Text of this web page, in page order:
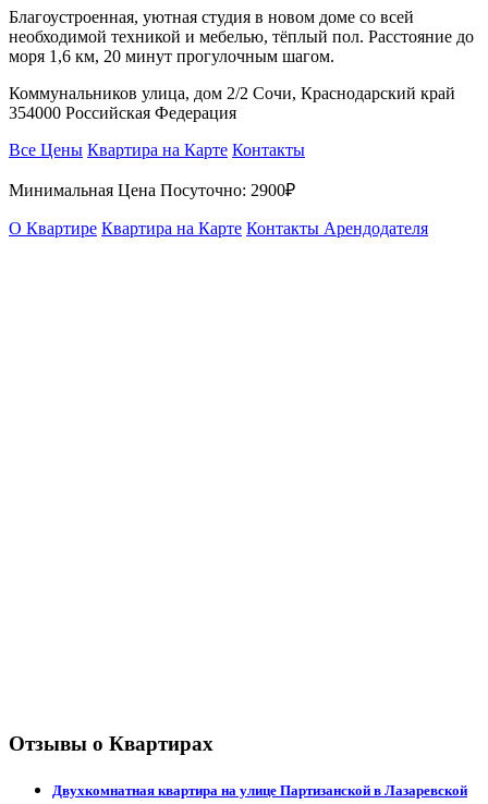
Благоустроенная, уютная студия в новом доме со всей
необходимой техникой и мебелью, тёплый пол. Расстояние до
моря 1,6 км, 20 минут прогулочным шагом.
Коммунальников улица, дом 2/2 Сочи, Краснодарский край
354000 Российская Федерация
Все Цены Квартира на Карте Контакты
Минимальная Цена Посуточно: 2900₽
О Квартире Квартира на Карте Контакты Арендодателя
Отзывы о Квартирах
Двухкомнатная квартира на улице Партизанской в Лазаревской